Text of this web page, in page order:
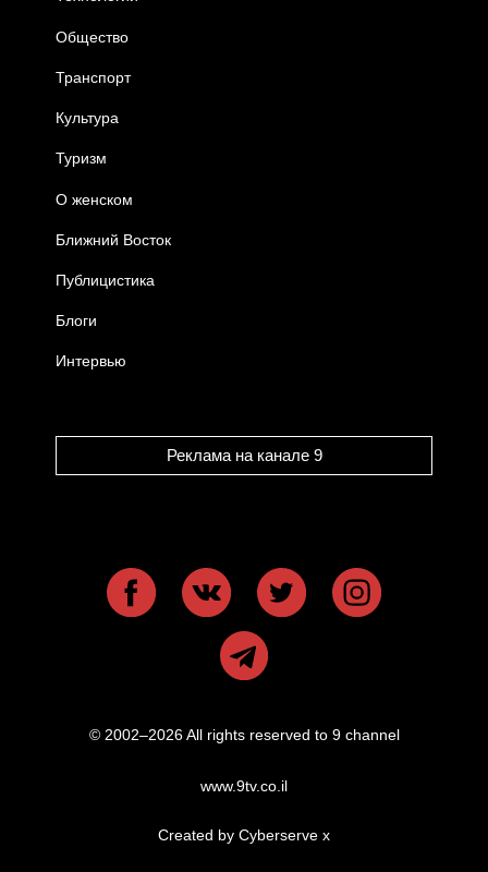
Общество
Транспорт
Культура
Туризм
О женском
Ближний Восток
Публицистика
Блоги
Интервью
Реклама на канале 9
© 2002–2026 All rights reserved to 9 channel
www.9tv.co.il
Created by Cyberserve x